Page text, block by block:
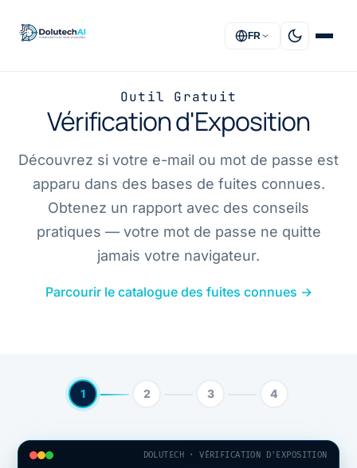
ACCUEIL
PRESTATIONS
FAQ
CONTACT
FR
Outil Gratuit
Vérification d'Exposition
Découvrez si votre e-mail ou mot de passe est
apparu dans des bases de fuites connues.
Obtenez un rapport avec des conseils
pratiques — votre mot de passe ne quitte
jamais votre navigateur.
Parcourir le catalogue des fuites connues →
1 2 3 4
DOLUTECH · VÉRIFICATION D'EXPOSITION